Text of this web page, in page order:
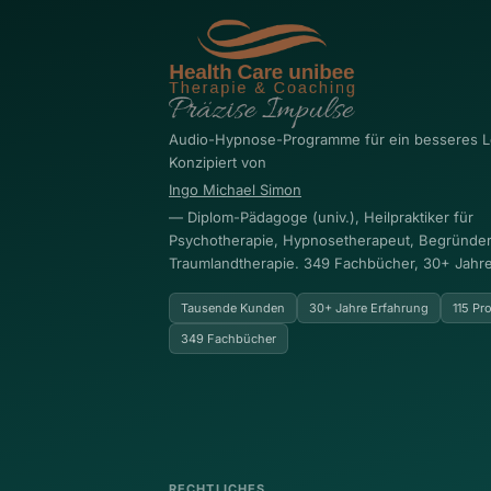
Audio-Hypnose-Programme für ein besseres
Konzipiert von
Ingo Michael Simon
— Diplom-Pädagoge (univ.), Heilpraktiker für
Psychotherapie, Hypnosetherapeut,
Traumlandtherapie. 349 Fachbücher, 30+
Tausende Kunden 30+ Jahre Erfahrung
115
349 Fachbücher